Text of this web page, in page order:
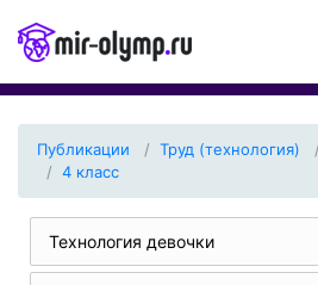
Публикации Труд (технология)
4 класс
Технология девочки